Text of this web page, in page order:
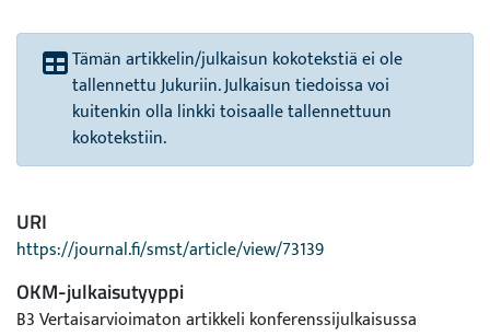
Tämän artikkelin/julkaisun kokotekstiä ei ole
tallennettu Jukuriin. Julkaisun tiedoissa voi
kuitenkin olla linkki toisaalle tallennettuun
kokotekstiin.
URI
https://journal.fi/smst/article/view/73139
OKM-julkaisutyyppi
B3 Vertaisarvioimaton artikkeli konferenssijulkaisussa